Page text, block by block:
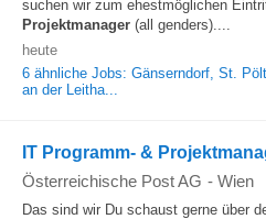
suchen wir zum ehestmöglichen
Projektmanager (all genders)....
heute
6 ähnliche Jobs: Gänserndorf, St.
an der Leitha...
IT Programm- &
Österreichische Post AG - Wien
Das sind wir Du schaust gerne über